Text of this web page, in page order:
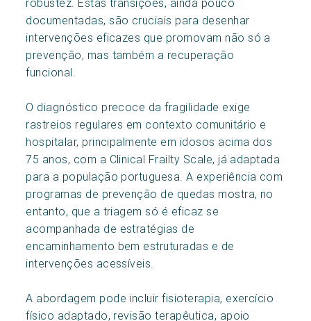
documentadas, são cruciais para desenhar
intervenções eficazes que promovam não só a
prevenção, mas também a recuperação
funcional.
O diagnóstico precoce da fragilidade exige
rastreios regulares em contexto comunitário e
hospitalar, principalmente em idosos acima dos
75 anos, com a Clinical Frailty Scale, já adaptada
para a população portuguesa. A experiência com
programas de prevenção de quedas mostra, no
entanto, que a triagem só é eficaz se
acompanhada de estratégias de
encaminhamento bem estruturadas e de
intervenções acessíveis.
A abordagem pode incluir fisioterapia, exercício
físico adaptado, revisão terapêutica, apoio